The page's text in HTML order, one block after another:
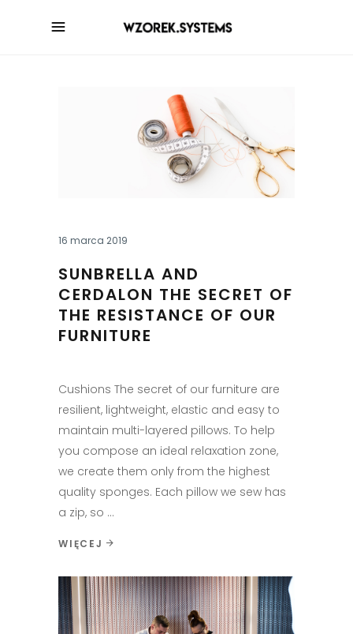
16 marca 2019
SUNBRELLA AND
CERDALON THE SECRET OF
THE RESISTANCE OF OUR
FURNITURE
Cushions The secret of our furniture are
resilient, lightweight, elastic and easy to
maintain multi-layered pillows. To help
you compose an ideal relaxation zone,
we create them only from the highest
quality sponges. Each pillow we sew has
a zip, so
WIĘCEJ